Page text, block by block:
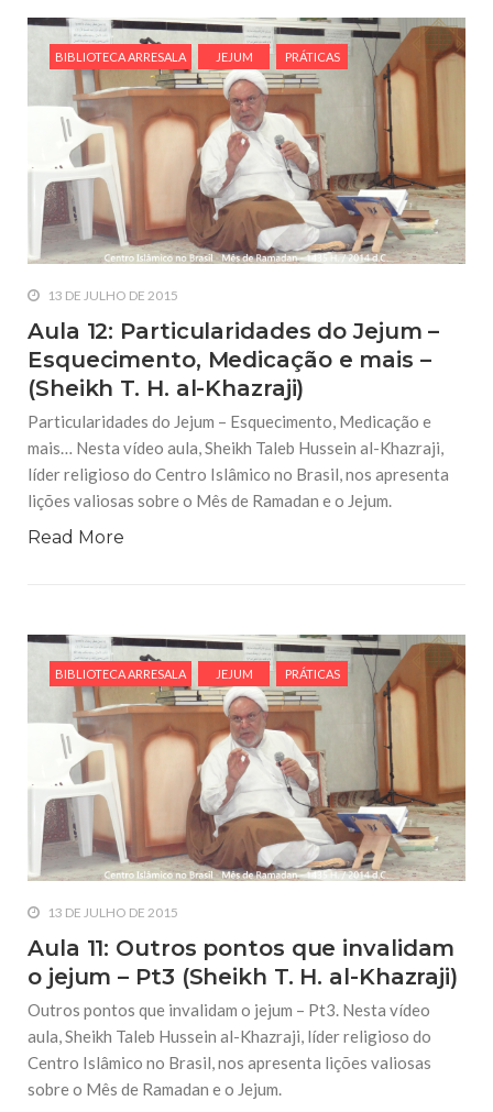
BIBLIOTECA ARRESALA JEJUM PRÁTICAS
13 DE JULHO DE 2015
Aula 12: Particularidades do Jejum –
Esquecimento, Medicação e mais –
(Sheikh T. H. al-Khazraji)
Particularidades do Jejum – Esquecimento, Medicação e
mais… Nesta vídeo aula, Sheikh Taleb Hussein al-Khazraji,
líder religioso do Centro Islâmico no Brasil, nos apresenta
lições valiosas sobre o Mês de Ramadan e o Jejum.
Read More
BIBLIOTECA ARRESALA JEJUM PRÁTICAS
13 DE JULHO DE 2015
Aula 11: Outros pontos que invalidam
o jejum – Pt3 (Sheikh T. H. al-Khazraji)
Outros pontos que invalidam o jejum – Pt3. Nesta vídeo
aula, Sheikh Taleb Hussein al-Khazraji, líder religioso do
Centro Islâmico no Brasil, nos apresenta lições valiosas
sobre o Mês de Ramadan e o Jejum.